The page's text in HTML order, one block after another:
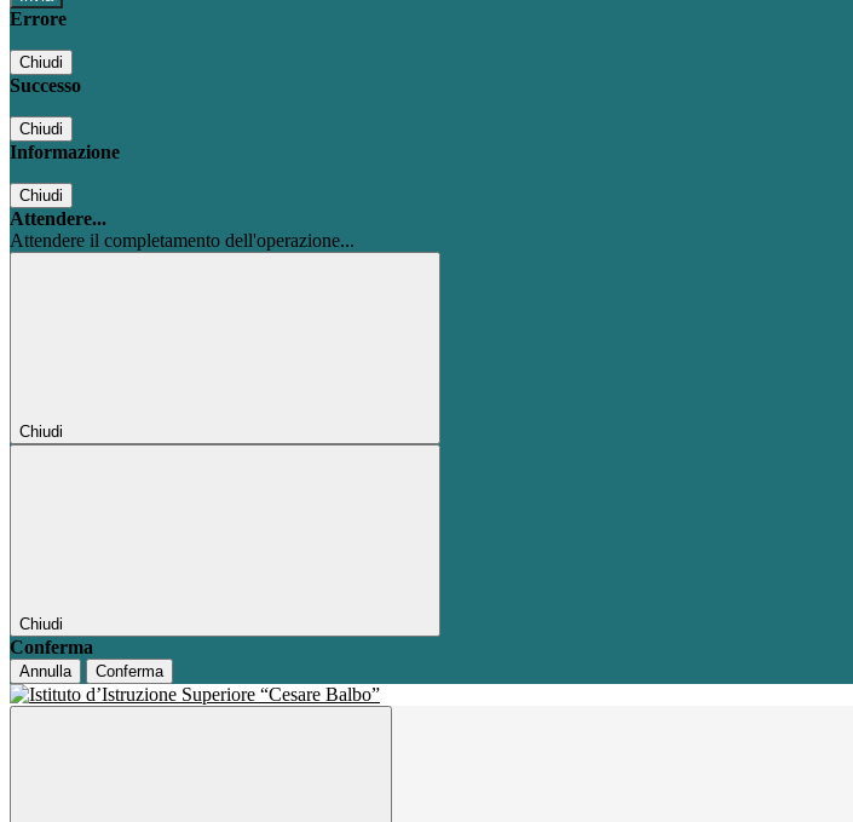
Errore
Chiudi
Successo
Chiudi
Informazione
Chiudi
Attendere...
Attendere il completamento dell'operazione...
Chiudi
Chiudi
Conferma
Annulla Conferma